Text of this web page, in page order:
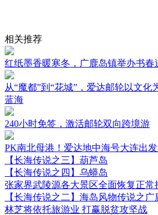
相关推荐
红纸墨香暖寒冬，广鹿岛镇举办书春
从“魔都”到“花城”，爱达邮轮以文
蓝海
240小时免签，激活邮轮双向跨境游
PK南北母港！爱达地中海号大连出
【长海传说之三】葫芦岛
【长海传说之四】乌蟒岛
张家界武陵源各大景区全面恢复正常
【长海传说之二】海岛风物传说之
林芝将依托旅游业 打赢脱贫攻坚战